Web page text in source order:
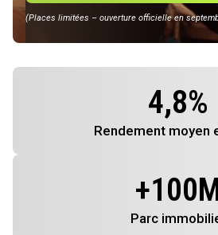
(Places limitées – ouverture officielle en
4,8%
Rendement moyen
+100
Parc